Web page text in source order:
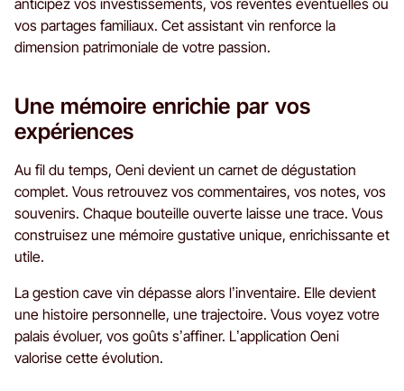
vos partages familiaux. Cet assistant vin renforce la
dimension patrimoniale de votre passion.
Une mémoire enrichie par vos
expériences
Au fil du temps, Oeni devient un carnet de dégustation
complet. Vous retrouvez vos commentaires, vos notes, vos
souvenirs. Chaque bouteille ouverte laisse une trace. Vous
construisez une mémoire gustative unique, enrichissante et
utile.
La gestion cave vin dépasse alors l’inventaire. Elle devient
une histoire personnelle, une trajectoire. Vous voyez votre
palais évoluer, vos goûts s’affiner. L’application Oeni
valorise cette évolution.